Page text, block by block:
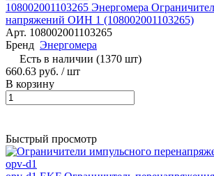
108002001103265 Энергомера
напряжений ОИН 1 (108002001103265)
Арт. 108002001103265
Бренд Энергомера
Есть в наличии (1370 шт)
660.63 руб. / шт
В корзину
Быстрый просмотр